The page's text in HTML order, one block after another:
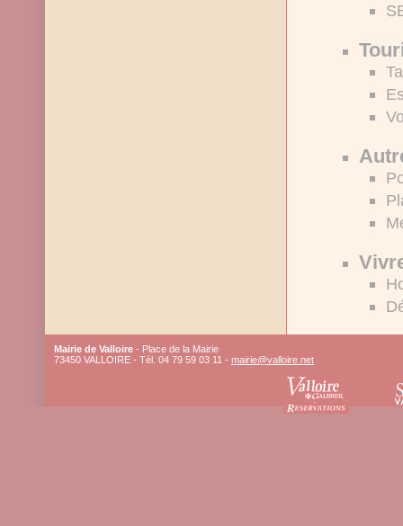
Mairie de Valloire - Place de la Mairie
73450 VALLOIRE - Tél. 04 79 59 03 11 - mairie@valloire.net